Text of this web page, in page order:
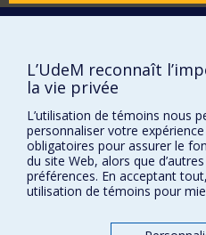
BESOIN D'AIDE?
Signaler une erreur
Accessibilité
FACULTÉ DES ARTS ET DES
Nos départements et écoles
Nos centres d'études
L’UdeM reconnaît
la vie privée
L’utilisation de témoins nous
personnaliser votre
obligatoires pour assurer le
du site Web, alors que
préférences. En acceptant
utilisation de témoins pour